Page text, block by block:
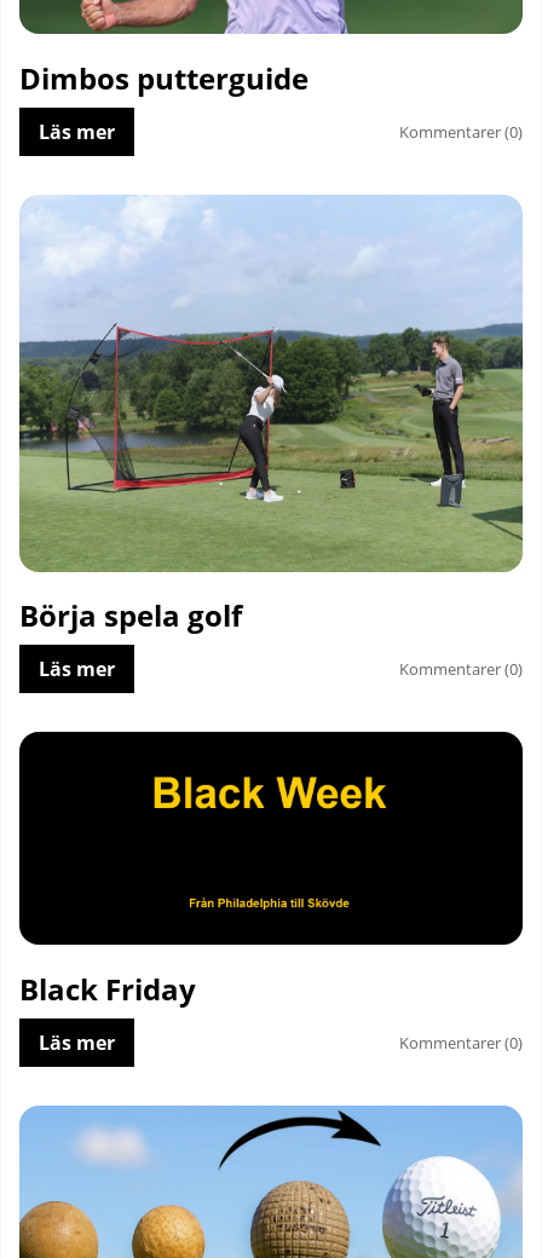
Dimbos putterguide
Läs mer Kommentarer (0)
Börja spela golf
Läs mer Kommentarer (0)
Black Friday
Läs mer Kommentarer (0)